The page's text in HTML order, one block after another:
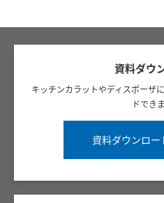
資料ダウ
キッチンカラットやディスポーザ
ドできま
資料ダウンロー